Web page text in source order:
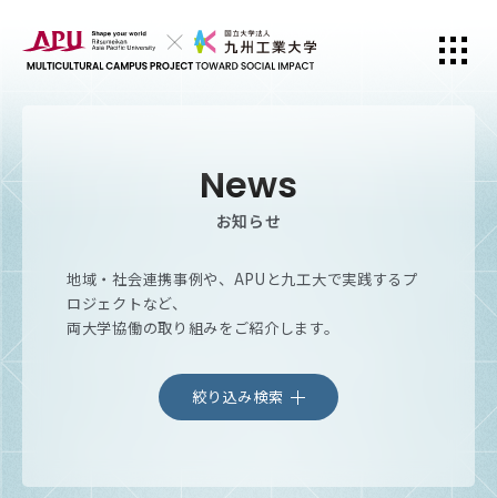
News
お知らせ
地域・社会連携事例や、APUと九工大で実践するプ
ロジェクトなど、
両大学協働の取り組みをご紹介します。
絞り込み検索